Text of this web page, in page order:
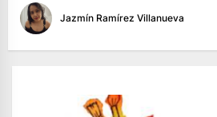
Jazmín Ramírez Villanueva